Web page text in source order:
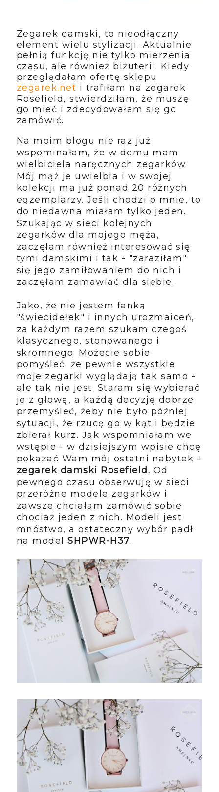
Zegarek damski, to nieodłączny
element wielu stylizacji. Aktualnie
pełnią funkcję nie tylko mierzenia
czasu, ale również biżuterii. Kiedy
przeglądałam ofertę sklepu
zegarek.net i trafiłam na zegarek
Rosefield, stwierdziłam, że muszę
go mieć i zdecydowałam się go
zamówić.
Na moim blogu nie raz już
wspominałam, że w domu mam
wielbiciela naręcznych zegarków.
Mój mąż je uwielbia i w swojej
kolekcji ma już ponad 20 różnych
egzemplarzy. Jeśli chodzi o mnie, to
do niedawna miałam tylko jeden.
Szukając w sieci kolejnych
zegarków dla mojego męża,
zaczęłam również interesować się
tymi damskimi i tak - "zaraziłam"
się jego zamiłowaniem do nich i
zaczęłam zamawiać dla siebie.
Jako, że nie jestem fanką
"świecidełek" i innych urozmaiceń,
za każdym razem szukam czegoś
klasycznego, stonowanego i
skromnego. Możecie sobie
pomyśleć, że pewnie wszystkie
moje zegarki wyglądają tak samo -
ale tak nie jest. Staram się wybierać
je z głową, a każdą decyzję dobrze
przemyśleć, żeby nie było później
sytuacji, że rzucę go w kąt i będzie
zbierał kurz. Jak wspomniałam we
wstępie - w dzisiejszym wpisie chcę
pokazać Wam mój ostatni nabytek -
zegarek damski Rosefield. Od
pewnego czasu obserwuję w sieci
przeróżne modele zegarków i
zawsze chciałam zamówić sobie
chociaż jeden z nich. Modeli jest
mnóstwo, a ostateczny wybór padł
na modelSHPWR-H37.